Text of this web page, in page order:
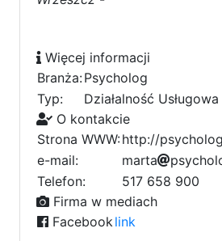
Więcej informacji
Branża:Psycholog
Typ:
Działalność Usługowa
O kontakcie
Strona WWW:http://
e-mail:
mara
8
ta psychol
Telefon:
517 658 900
Firma w mediach
Facebook link